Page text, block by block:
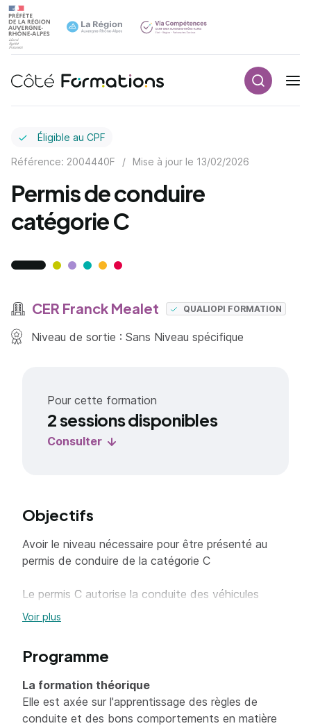
Navigation principale
Éligible au CPF
Référence: 2004440F / Mise à jour le 13/02/2026
Permis de conduire
catégorie C
CER Franck Mealet QUALIOPI FORMATION
Niveau de sortie : Sans Niveau spécifique
Pour cette formation
2 sessions disponibles
Consulter
Objectifs
Avoir le niveau nécessaire pour être présenté au
permis de conduire de la catégorie C
Le permis C autorise la conduite des véhicules
affectés au transport de marchandises ou de
Voir plus
Programme
La formation théorique
Elle est axée sur l'apprentissage des règles de
conduite et des bons comportements en matière